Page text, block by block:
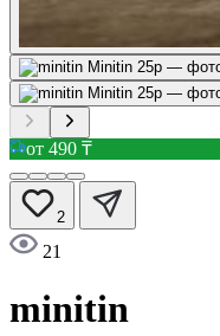
от 490 ₸
2
21
minitin